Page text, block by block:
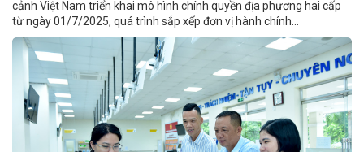
cảnh Việt Nam triển khai mô hình chính quyền địa phương hai cấp
từ ngày 01/7/2025, quá trình sắp xếp đơn vị hành chính...